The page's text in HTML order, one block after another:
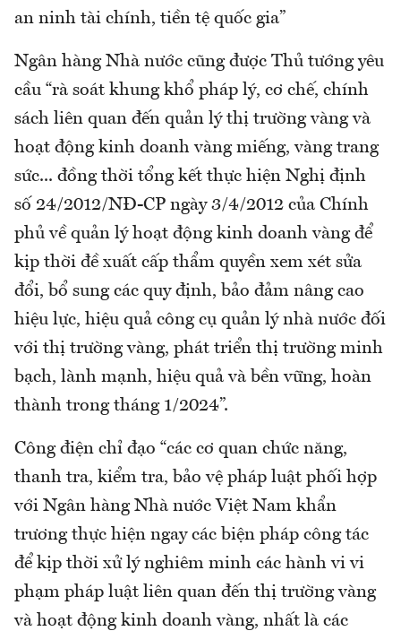
an ninh tài chính, tiền tệ quốc gia”
Ngân hàng Nhà nước cũng được Thủ tướng yêu
cầu “rà soát khung khổ pháp lý, cơ chế, chính
sách liên quan đến quản lý thị trường vàng và
hoạt động kinh doanh vàng miếng, vàng trang
sức... đồng thời tổng kết thực hiện Nghị định
số 24/2012/NĐ-CP ngày 3/4/2012 của Chính
phủ về quản lý hoạt động kinh doanh vàng để
kịp thời đề xuất cấp thẩm quyền xem xét sửa
đổi, bổ sung các quy định, bảo đảm nâng cao
hiệu lực, hiệu quả công cụ quản lý nhà nước đối
với thị trường vàng, phát triển thị trường minh
bạch, lành mạnh, hiệu quả và bền vững, hoàn
thành trong tháng 1/2024”.
Công điện chỉ đạo “các cơ quan chức năng,
thanh tra, kiểm tra, bảo vệ pháp luật phối hợp
với Ngân hàng Nhà nước Việt Nam khẩn
trương thực hiện ngay các biện pháp công tác
để kịp thời xử lý nghiêm minh các hành vi vi
phạm pháp luật liên quan đến thị trường vàng
và hoạt động kinh doanh vàng, nhất là các